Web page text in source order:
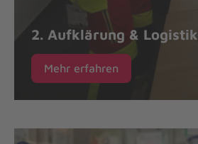
2. Aufklärung & Logistik
Mehr erfahren